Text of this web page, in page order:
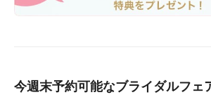
今週末予約可能なブライダルフェ